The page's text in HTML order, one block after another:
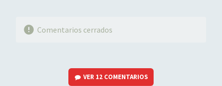
Comentarios cerrados
VER 12 COMENTARIOS